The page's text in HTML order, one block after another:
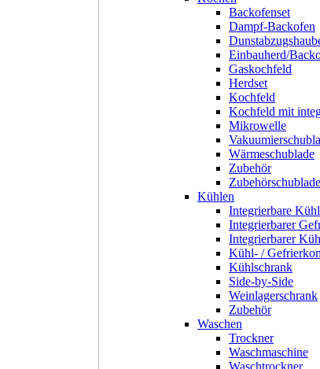
Backofenset
Dampf-Backofen
Einbauherd/
Gaskochfeld
Herdset
Kochfeld
Kochfeld mit
Mikrowelle
Wärmeschublade
Zubehör
Zubehörschublade
Kühlen
Integrierbare
Integrierbarer
Integrierbarer
Kühl- /
Kühlschrank
Side-by-Side
Weinlagerschrank
Zubehör
Waschen
Trockner
Waschmaschine
Waschtrockner